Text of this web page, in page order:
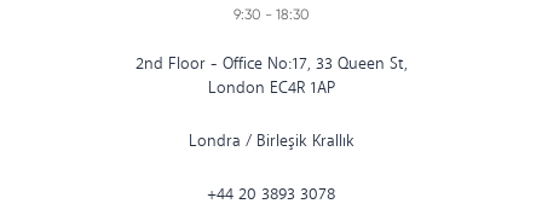
9:30 - 18:30
2nd Floor - Office No:17, 33 Queen St,
London EC4R 1AP
Londra / Birleşik Krallık
+44 20 3893 3078